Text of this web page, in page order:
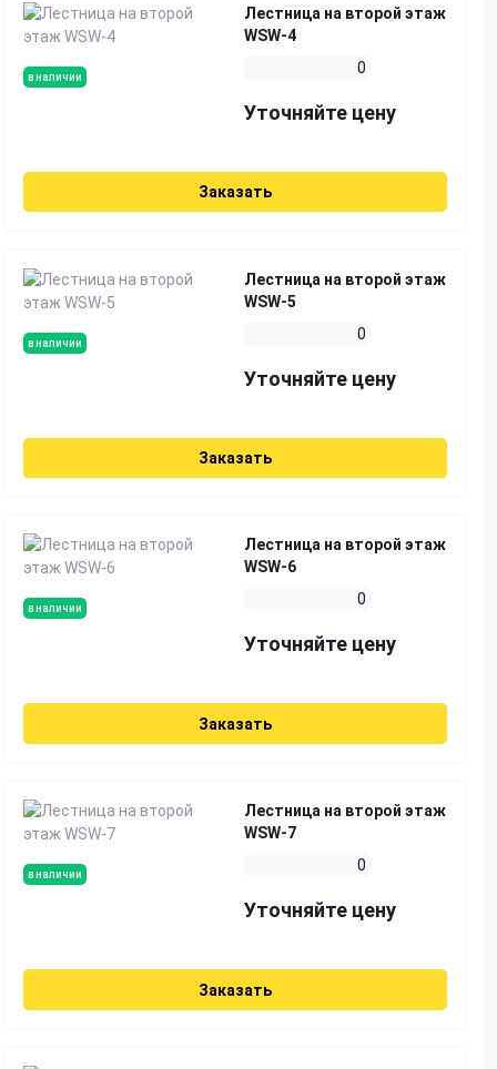
в наличии
Лестница на второй этаж
WSW-4
0
Уточняйте цену
Заказать
в наличии
Лестница на второй этаж
WSW-5
0
Уточняйте цену
Заказать
в наличии
Лестница на второй этаж
WSW-6
0
Уточняйте цену
Заказать
в наличии
Лестница на второй этаж
WSW-7
0
Уточняйте цену
Заказать